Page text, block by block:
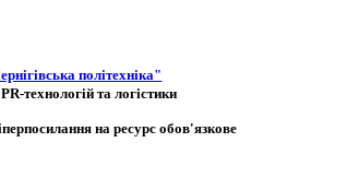
політехніка"
технологій та логістики
на ресурс обов'язкове